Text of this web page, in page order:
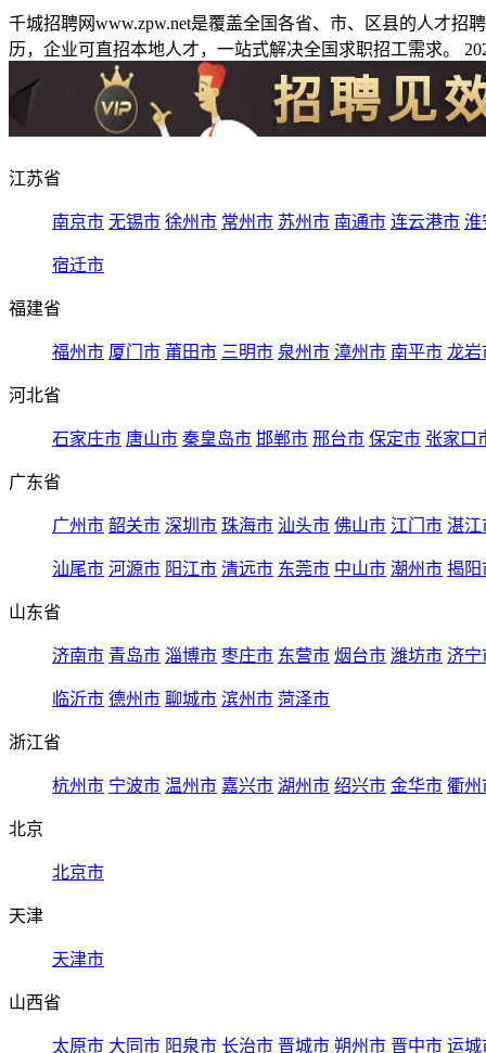
千城招聘网www.zpw.net是覆盖全国各省、市、区县的人才
历，企业可直招本地人才，一站式解决全国求职招工需求。
江苏省
南京市 无锡市 徐州市 常州市 苏州市 南通市 连云港市 淮
宿迁市
福建省
福州市 厦门市 莆田市 三明市 泉州市 漳州市 南平市 龙岩
河北省
石家庄市 唐山市 秦皇岛市 邯郸市 邢台市 保定市 张家口
广东省
广州市 韶关市 深圳市 珠海市 汕头市 佛山市 江门市 湛江
汕尾市 河源市 阳江市 清远市 东莞市 中山市 潮州市 揭阳
山东省
济南市 青岛市 淄博市 枣庄市 东营市 烟台市 潍坊市 济宁
临沂市 德州市 聊城市 滨州市 菏泽市
浙江省
杭州市 宁波市 温州市 嘉兴市 湖州市 绍兴市 金华市 衢州
北京
北京市
天津
天津市
山西省
太原市 大同市 阳泉市 长治市 晋城市 朔州市 晋中市 运城